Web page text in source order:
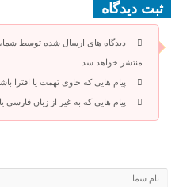
ثبت دیدگاه
دیدگاه های ارسال شده توسط
منتشر خواهد شد.
پیام هایی که حاوی تهمت یا افترا
پیام هایی که به غیر از زبان فارسی